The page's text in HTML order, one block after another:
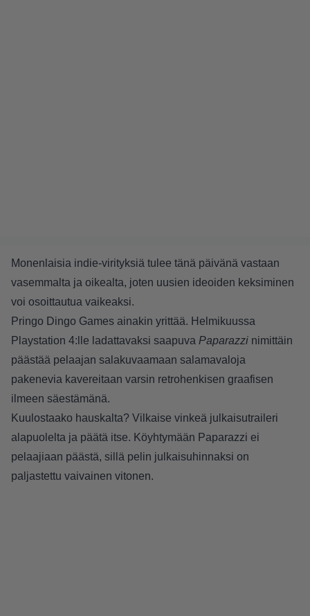
Monenlaisia indie-virityksiä tulee tänä päivänä vastaan
vasemmalta ja oikealta, joten uusien ideoiden keksiminen
voi osoittautua vaikeaksi.
Pringo Dingo Games ainakin yrittää. Helmikuussa
Playstation 4:lle ladattavaksi saapuva Paparazzi nimittäin
päästää pelaajan salakuvaamaan salamavaloja
pakenevia kavereitaan varsin retrohenkisen graafisen
ilmeen säestämänä.
Kuulostaako hauskalta? Vilkaise vinkeä julkaisutraileri
alapuolelta ja päätä itse. Köyhtymään Paparazzi ei
pelaajiaan päästä, sillä pelin julkaisuhinnaksi on
paljastettu vaivainen vitonen.